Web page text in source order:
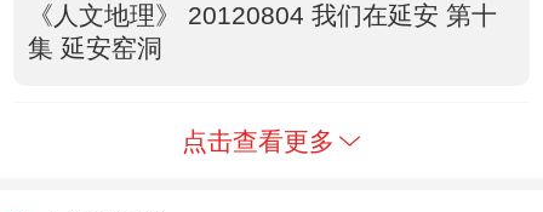
《人文地理》 20120804 我们在延安 第十
集 延安窑洞
点击查看更多